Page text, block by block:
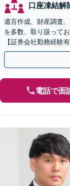
口座凍結解
遺言作成、財産調査
を多数、取り扱って
【証券会社勤務経験
【上大岡駅直結】
電話で面